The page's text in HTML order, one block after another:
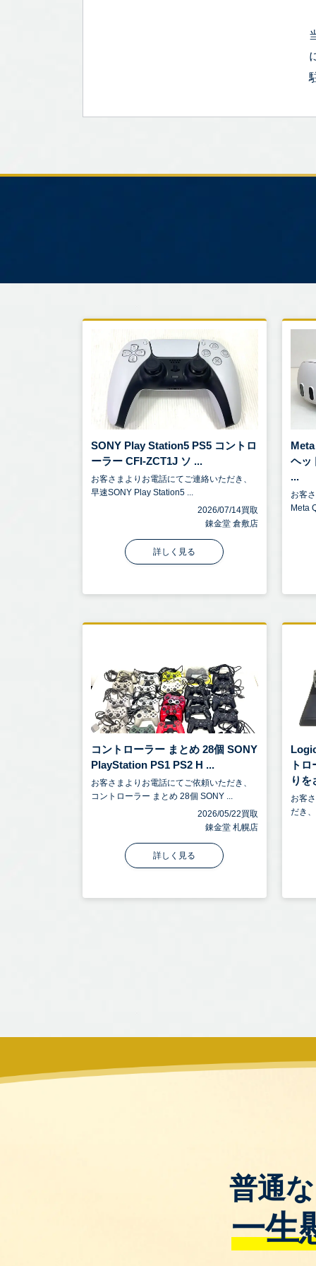
SONY Play Station5 PS5 コントロ
ーラー CFI-ZCT1J ソ ...
お客さまよりお電話にてご連絡いただき、
早速SONY Play Station5 ...
2026/07/14買取
錬金堂 倉敷店
詳しく見る
ヘッ
...
お客
Meta
コントローラー まとめ 28個 SONY
PlayStation PS1 PS2 H ...
お客さまよりお電話にてご依頼いただき、
コントローラー まとめ 28個 SONY ...
2026/05/22買取
錬金堂 札幌店
詳しく見る
ト
りを
お客
だき
普通
一生